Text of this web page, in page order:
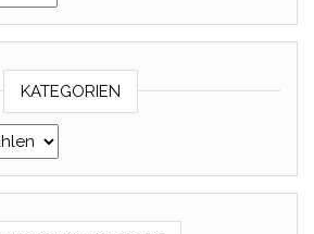
KATEGORIEN